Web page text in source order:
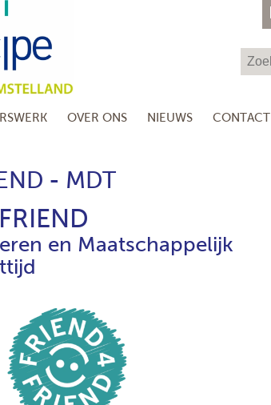
OVER ONS NIEUWS CONTACT
- MDT
en Maatschappelijk